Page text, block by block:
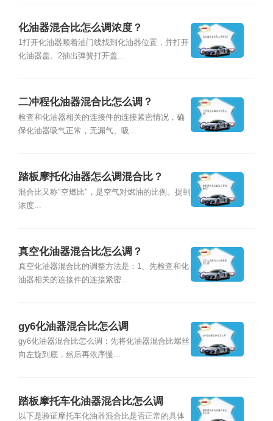
化油器混合比怎么调浓度？
1打开化油器顺着油门线找到化油器位置，并打开
化油器盖。2抽出弹簧打开盖...
二冲程化油器混合比怎么调？
检查和化油器相关的连接件的连接紧密情况，确
保化油器吸气正常，无漏气、吸...
踏板摩托化油器怎么调混合比？
混合比又称"空燃比"，是空气对燃油的比例。提到
浓度...
真空化油器混合比怎么调？
真空化油器混合比的调整方法是：1、先检查和化
油器相关的连接件的连接紧密...
gy6化油器混合比怎么调
gy6化油器混合比怎么调：先将化油器混合比螺丝
向左旋到底，然后再依序慢...
踏板摩托车化油器混合比怎么调
以下是验证摩托车化油器混合比是否正常的具体